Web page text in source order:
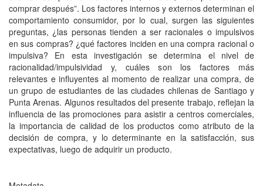
comprar después”. Los factores internos y externos determinan el
comportamiento consumidor, por lo cual, surgen las siguientes
preguntas, ¿las personas tienden a ser racionales o impulsivos
en sus compras? ¿qué factores inciden en una compra racional o
impulsiva? En esta investigación se determina el nivel de
racionalidad/impulsividad y, cuáles son los factores más
relevantes e influyentes al momento de realizar una compra, de
un grupo de estudiantes de las ciudades chilenas de Santiago y
Punta Arenas. Algunos resultados del presente trabajo, reflejan la
influencia de las promociones para asistir a centros comerciales,
la importancia de calidad de los productos como atributo de la
decisión de compra, y lo determinante en la satisfacción, sus
expectativas, luego de adquirir un producto.